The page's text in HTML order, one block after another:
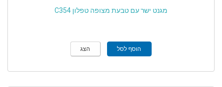
מגנט ישר עם טבעת מצופה טפלון C354
הוסף לסל הצג